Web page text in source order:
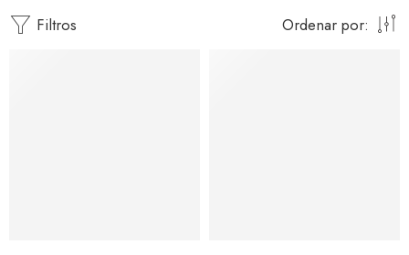
Filtros Ordenar por: